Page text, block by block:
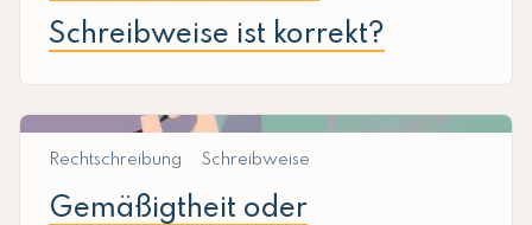
Schreibweise ist korrekt?
Rechtschreibung Schreibweise
Gemäßigtheit oder